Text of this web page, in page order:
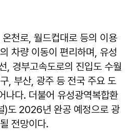
천로, 월드컵대로 등의 이용
차량 이동이 편리하며, 유성
, 경부고속도로의 진입도 수월
, 부산, 광주 등 전국 주요 도
나다. 더불어 유성광역복합환
)도 2026년 완공 예정으로 광
전망이다.